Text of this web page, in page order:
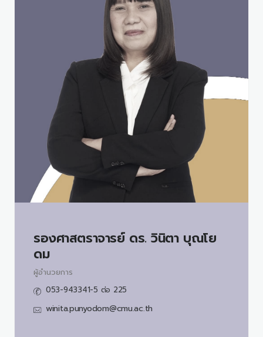
รองศาสตราจารย์ ดร. วินิตา บุณโย
ดม
ผู้อำนวยการ
053-943341-5 ต่อ 225
winita.punyodom@cmu.ac.th